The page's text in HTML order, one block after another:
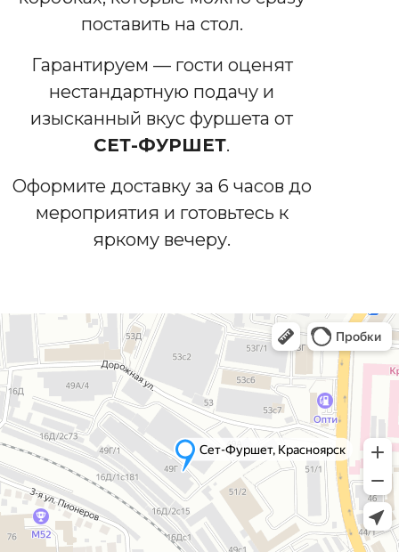
поставить на стол.
Гарантируем — гости оценят
нестандартную подачу и
изысканный вкус фуршета от
СЕТ-ФУРШЕТ.
Оформите доставку за 6 часов до
мероприятия и готовьтесь к
яркому вечеру.